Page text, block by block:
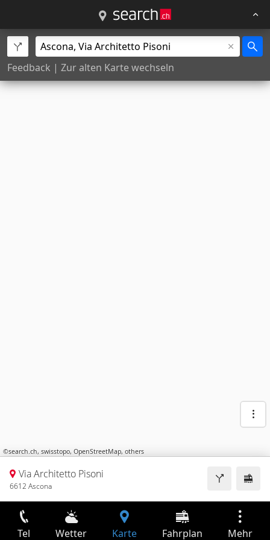
Feedback | Zur alten Karte wechseln
©search.ch, swisstopo, OpenStreetMap, others
Via Architetto Pisoni
6612 Ascona
Tel Wetter Karte Fahrplan Mehr